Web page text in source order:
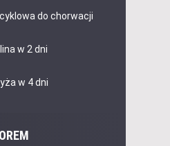
do chorwacji
w 2 dni
w 4 dni